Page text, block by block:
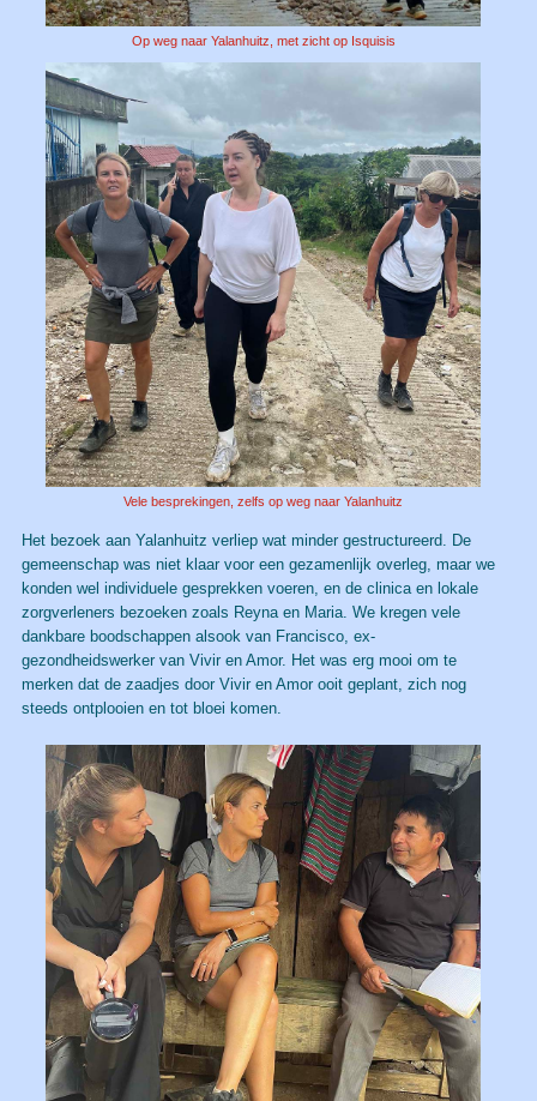
Op weg naar Yalanhuitz, met zicht op Isquisis
Vele besprekingen, zelfs op weg naar Yalanhuitz
Het bezoek aan Yalanhuitz verliep wat minder gestructureerd. De
gemeenschap was niet klaar voor een gezamenlijk overleg, maar we
konden wel individuele gesprekken voeren, en de clinica en lokale
zorgverleners bezoeken zoals Reyna en Maria. We kregen vele
dankbare boodschappen alsook van Francisco, ex-
gezondheidswerker van Vivir en Amor. Het was erg mooi om te
merken dat de zaadjes door Vivir en Amor ooit geplant, zich nog
steeds ontplooien en tot bloei komen.